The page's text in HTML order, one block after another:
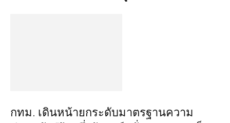
กทม. เดินหน้ายกระดับมาตรฐานความ